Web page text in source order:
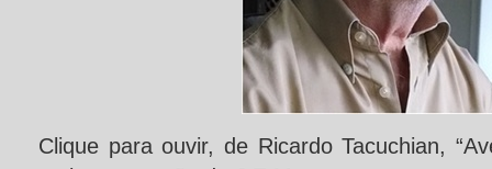
Clique para ouvir, de Ricardo Tacuchian,